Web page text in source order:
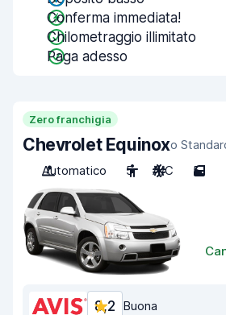
Conferma immediata!
Chilometraggio illimitato
Paga adesso
Zero franchigia
Chevrolet Equinoxo
Automatico
5 A/C 5
8,2 Buona